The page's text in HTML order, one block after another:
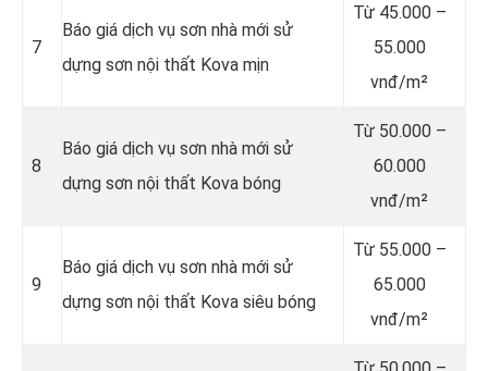
7
Báo giá dịch vụ sơn nhà mới sử
dựng sơn nội thất Kova mịn
Từ 45.000 –
55.000
vnđ/m²
8
Báo giá dịch vụ sơn nhà mới sử
dựng sơn nội thất Kova bóng
Từ 50.000 –
60.000
vnđ/m²
9
Báo giá dịch vụ sơn nhà mới sử
dựng sơn nội thất Kova siêu bóng
Từ 55.000 –
65.000
vnđ/m²